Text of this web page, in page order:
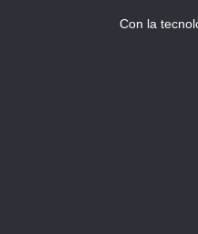
Con la